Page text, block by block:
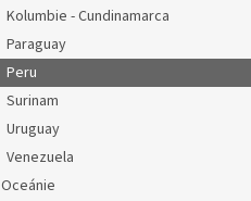
Kolumbie - Cundinamarca
Paraguay
Peru
Surinam
Uruguay
Venezuela
Oceánie